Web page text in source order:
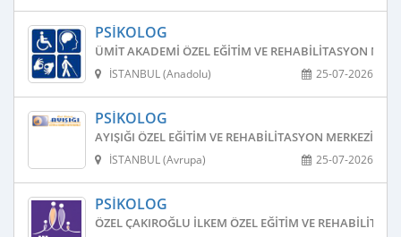
PSIKOLOG
ÜMIT AKADEMI ÖZEL EĞITIM VE REHABILITASYON
25-07-2026
İSTANBUL (Anadolu)
PSIKOLOG
AYIŞIĞI ÖZEL EĞITIM VE REHABILITASYON MERKEZI
25-07-2026
İSTANBUL (Avrupa)
PSIKOLOG
ÖZEL ÇAKIROĞLU İLKEM ÖZEL EĞITIM VE